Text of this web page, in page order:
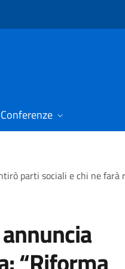
Conferenze
parti sociali e chi ne